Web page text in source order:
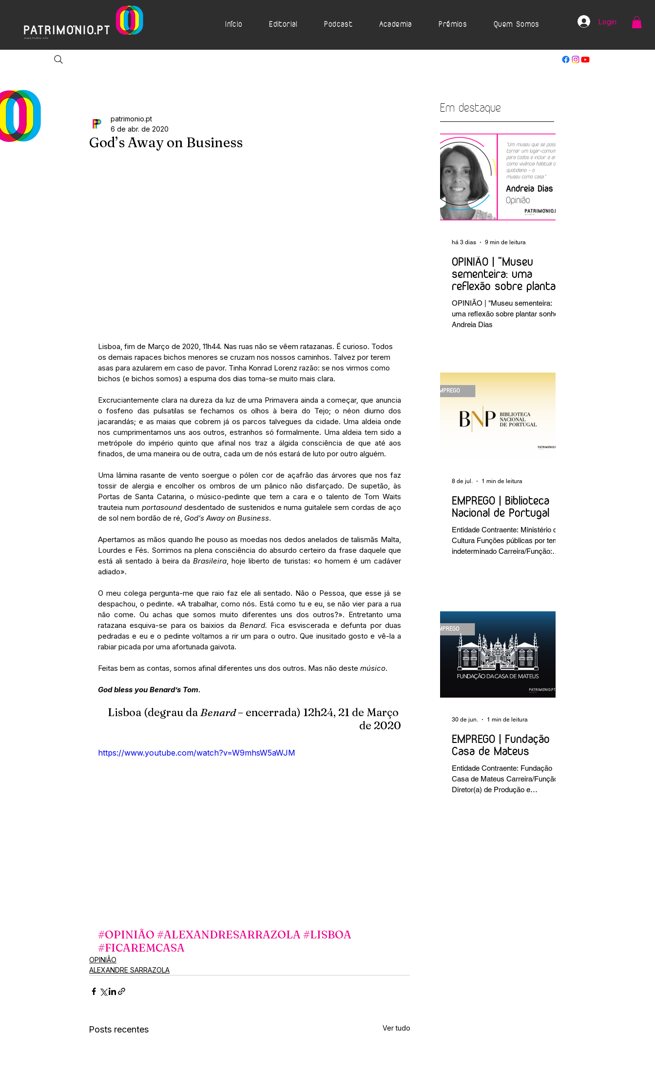
Início Editorial Podcast Academia Prémios Quem Somos Login
God’s Away on Business
patrimonio.pt
6 de abr. de 2020
Lisboa, fim de Março de 2020, 11h44. Nas ruas não se vêem ratazanas. É curioso. Todos
os demais rapaces bichos menores se cruzam nos nossos caminhos. Talvez por terem
asas para azularem em caso de pavor. Tinha Konrad Lorenz razão: se nos virmos como
bichos (e bichos somos) a espuma dos dias torna-se muito mais clara.
Excruciantemente clara na dureza da luz de uma Primavera ainda a começar, que anuncia
o fosfeno das pulsatilas se fechamos os olhos à beira do Tejo; o néon diurno dos
jacarandás; e as maias que cobrem já os parcos talvegues da cidade. Uma aldeia onde
nos cumprimentamos uns aos outros, estranhos só formalmente. Uma aldeia tem sido a
metrópole do império quinto que afinal nos traz a álgida consciência de que até aos
finados, de uma maneira ou de outra, cada um de nós estará de luto por outro alguém.
Uma lâmina rasante de vento soergue o pólen cor de açafrão das árvores que nos faz
tossir de alergia e encolher os ombros de um pânico não disfarçado. De supetão, às
Portas de Santa Catarina, o músico-pedinte que tem a cara e o talento de Tom Waits
trauteia num portasound desdentado de sustenidos e numa guitalele sem cordas de aço
de sol nem bordão de ré, God’s Away on Business.
Apertamos as mãos quando lhe pouso as moedas nos dedos anelados de talismãs Malta,
Lourdes e Fés. Sorrimos na plena consciência do absurdo certeiro da frase daquele que
está ali sentado à beira da Brasileira , hoje liberto de turistas: «o homem é um cadáver
adiado».
O meu colega pergunta-me que raio faz ele ali sentado. Não o Pessoa, que esse já se
despachou, o pedinte. «A trabalhar, como nós. Está como tu e eu, se não vier para a rua
não come. Ou achas que somos muito diferentes uns dos outros?». Entretanto uma
ratazana esquiva-se para os baixios da Benard. Fica esviscerada e defunta por duas
pedradas e eu e o pedinte voltamos a rir um para o outro. Que inusitado gosto e vê-la a
rabiar picada por uma afortunada gaivota.
Feitas bem as contas, somos afinal diferentes uns dos outros. Mas não deste músico.
God bless you Benard’s Tom.
Lisboa (degrau da Benard – encerrada) 12h24, 21 de Março
de 2020
https://www.youtube.com/watch?v=W9mhsW5aWJM
#OPINIÃO #ALEXANDRESARRAZOLA #LISBOA
#FICAREMCASA
OPINIÃO
ALEXANDRE SARRAZOLA
Posts recentes Ver tudo
Em destaque
OPINIÃO | "Museu
sementeira: uma
reflexão sobre plantar
sonhos" Andreia Dias
OPINIÃO | "Museu sementeira:
uma reflexão sobre plantar sonhos"
Andreia Dias
há 3 dias 9 min de leitura
EMPREGO | Biblioteca
Nacional de Portugal
Entidade Contraente: Ministério da
Cultura Funções públicas por tempo
indeterminado Carreira/Função:
espécies bibliográficas
intervencionadas; execução dos
programas de conservação
preventiva; produção de fichas de
tratamento e registo fotográfico das
intervenções; apoio a exposições i
8 de jul. 1 min de leitura
EMPREGO | Fundação
Casa de Mateus
Entidade Contraente: Fundação
Casa de Mateus Carreira/Função:
Diretor(a) de Produção e
30 de jun. 1 min de leitura